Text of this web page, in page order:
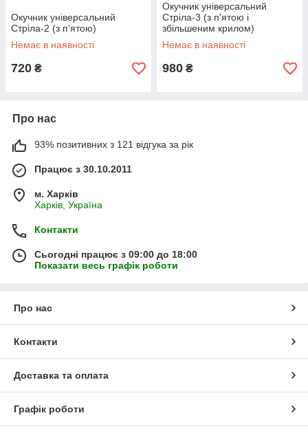
Окучник універсальний
Стріла-2 (з п'ятою)
Немає в наявності
720 ₴
Окучник універсальний
Стріла-3 (з п'ятою і
збільшеним крилом)
Немає в наявності
980 ₴
Про нас
93% позитивних з 121 відгука за рік
Працює з 30.10.2011
м. Харків
Харків, Україна
Контакти
Сьогодні працює з 09:00 до 18:00
Показати весь графік роботи
Про нас
Контакти
Доставка та оплата
Графік роботи